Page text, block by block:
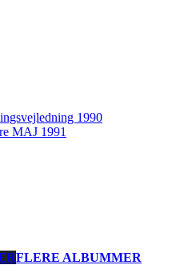
1990
MAJ 1991
FLERE ALBUMMER